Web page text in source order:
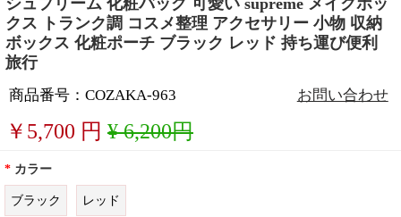
クス トランク調 コスメ整理 アクセサリー 小物 収納
ボックス 化粧ポーチ ブラック レッド 持ち運び便利
旅行
商品番号：COZAKA-963 お問い合わせ
￥ 5,700 円 ¥ 6,200円
* カラー
ブラック レッド